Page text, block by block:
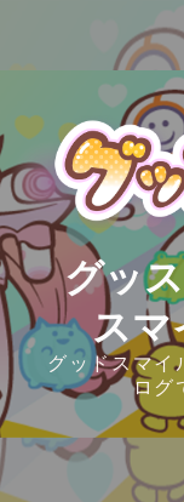
グッ
スマ
グッドスマイ
ログ